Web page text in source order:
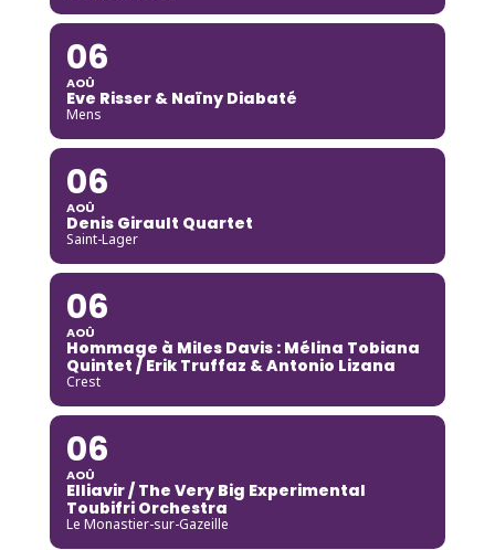
06
AOÛ
Eve Risser & Naïny Diabaté
Mens
06
AOÛ
Denis Girault Quartet
Saint-Lager
06
AOÛ
Hommage à Miles Davis : Mélina Tobiana
Quintet / Erik Truffaz & Antonio Lizana
Crest
06
AOÛ
Elliavir / The Very Big Experimental
Toubifri Orchestra
Le Monastier-sur-Gazeille